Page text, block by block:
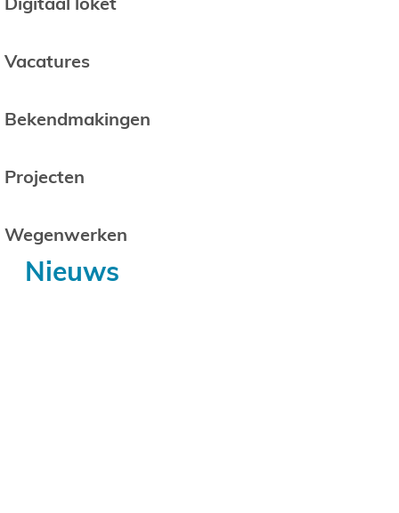
Digitaal loket
Vacatures
Bekendmakingen
Projecten
Wegenwerken
Nieuws